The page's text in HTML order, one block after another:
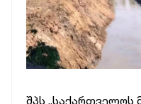
შპს „საქართველოს